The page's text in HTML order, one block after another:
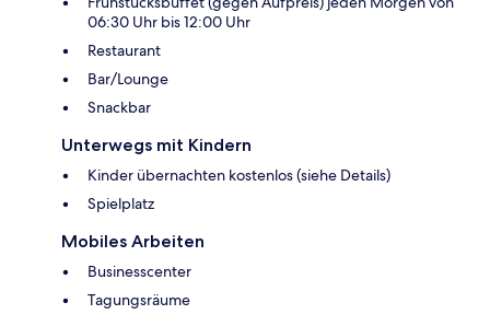
06:30 Uhr bis 12:00 Uhr
Restaurant
Bar/Lounge
Snackbar
Unterwegs mit Kindern
Kinder übernachten kostenlos (siehe Details)
Spielplatz
Mobiles Arbeiten
Businesscenter
Tagungsräume